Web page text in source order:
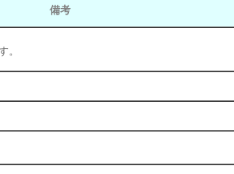
備考
。